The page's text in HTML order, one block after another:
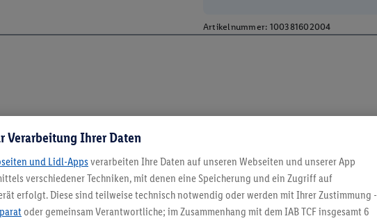
Artikelnummer: 100381602004
5.95 € Versand sparen³²ᵃ
Jetzt zum Newsletter anmelden
Verarbeitung Ihrer Daten
und Lidl-Apps verarbeiten Ihre Daten auf unseren Webseiten und unserer App
verschiedener Techniken, mit denen eine Speicherung und ein Zugriff auf
erfolgt. Diese sind teilweise technisch notwendig oder werden mit Ihrer Zustimmung -
oder gemeinsam Verantwortliche; im Zusammenhang mit dem IAB TCF insgesamt 6